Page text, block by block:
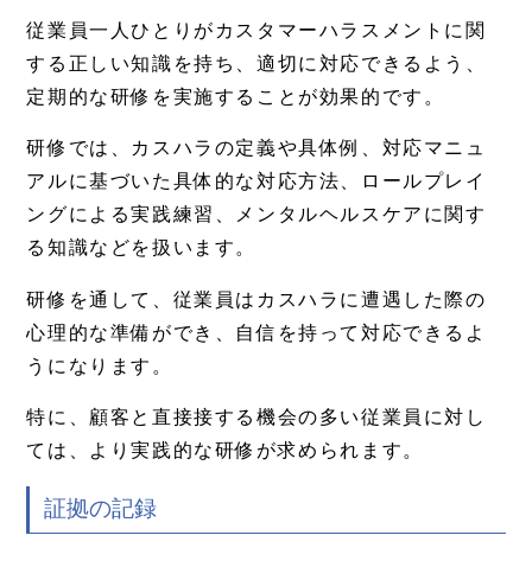
従業員一人ひとりがカスタマーハラスメントに関
する正しい知識を持ち、適切に対応できるよう、
定期的な研修を実施することが効果的です。
研修では、カスハラの定義や具体例、対応マニュ
アルに基づいた具体的な対応方法、ロールプレイ
ングによる実践練習、メンタルヘルスケアに関す
る知識などを扱います。
研修を通して、従業員はカスハラに遭遇した際の
心理的な準備ができ、自信を持って対応できるよ
うになります。
特に、顧客と直接接する機会の多い従業員に対し
ては、より実践的な研修が求められます。
証拠の記録